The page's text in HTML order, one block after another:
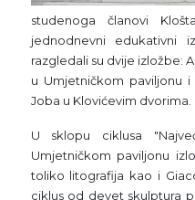
studenoga članovi
jednodnevni edukativni
razgledali su dvije izložbe:
u Umjetničkom paviljonu
Joba u Klovićevim dvorima.
U sklopu ciklusa
Umjetničkom paviljonu
toliko litografija kao i
ciklus od devet skulptura